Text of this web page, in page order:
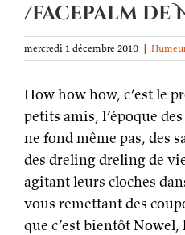
/facepalm de
mercredi 1 décembre 2010 |
How how how, c’est le
petits amis, l’époque
ne fond même pas, des
des dreling dreling de
agitant leurs cloches
vous remettant des
que c’est bientôt Nowel,